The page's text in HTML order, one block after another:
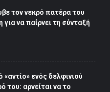
τον νεκρό πατέρα του
να παίρνει τη σύνταξή
ενός δελφινιού
του: αρνείται να το